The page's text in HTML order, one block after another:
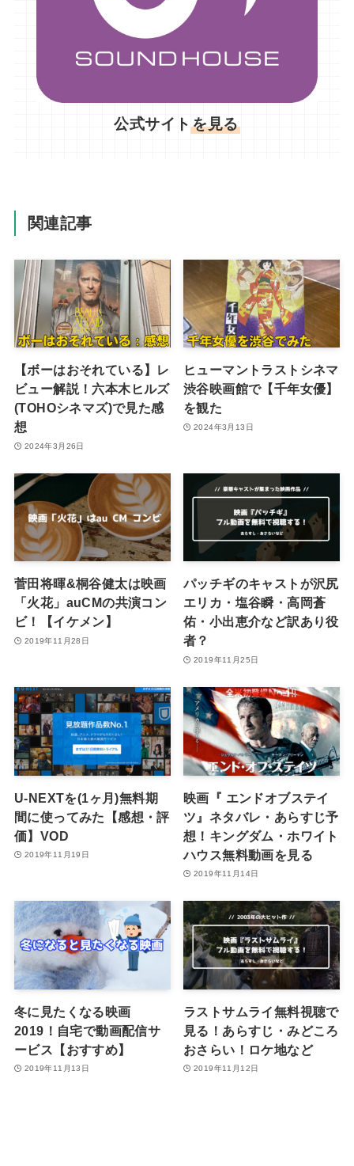
公式サイトを見る
関連記事
【ボーはおそれている】レ
ビュー解説！六本木ヒルズ
(TOHOシネマズ)で見た感
想
2024年3月26日
ヒューマントラストシネマ
渋谷映画館で【千年女優】
を観た
2024年3月13日
菅田将暉&桐谷健太は映画
「火花」auCMの共演コン
ビ！【イケメン】
2019年11月28日
パッチギのキャストが沢尻
エリカ・塩谷瞬・高岡蒼
佑・小出恵介など訳あり役
者？
2019年11月25日
U-NEXTを(1ヶ月)無料期
間に使ってみた【感想・評
価】VOD
2019年11月19日
映画『 エンドオブステイ
ツ』ネタバレ・あらすじ予
想！キングダム・ホワイト
ハウス無料動画を見る
2019年11月14日
冬に見たくなる映画
2019！自宅で動画配信サ
ービス【おすすめ】
2019年11月13日
ラストサムライ無料視聴で
見る！あらすじ・みどころ
おさらい！ロケ地など
2019年11月12日